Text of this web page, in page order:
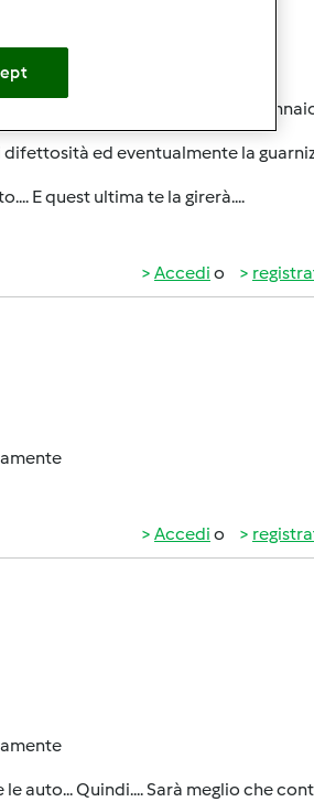
aveva a sua volta acquistato a
ed eventualmente la
E quest ultima te la girerà....
Accedi o
Accedi o
auto... Quindi.... Sarà meglio che